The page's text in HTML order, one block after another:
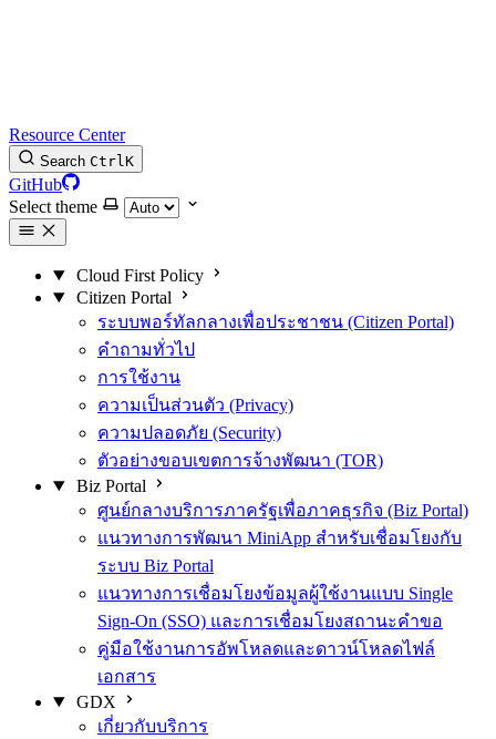
Resource Center
Search CtrlK
GitHub
Select theme
Cloud First Policy
Citizen Portal
ระบบพอร์ทัลกลางเพื่อประชาชน (Citizen Portal)
คำถามทั่วไป
การใช้งาน
ความเป็นส่วนตัว (Privacy)
ความปลอดภัย (Security)
ตัวอย่างขอบเขตการจ้างพัฒนา (TOR)
Biz Portal
ศูนย์กลางบริการภาครัฐเพื่อภาคธุรกิจ (Biz Portal)
แนวทางการพัฒนา MiniApp สำหรับเชื่อมโยงกับ
ระบบ Biz Portal
แนวทางการเชื่อมโยงข้อมูลผู้ใช้งานแบบ Single
Sign-On (SSO) และการเชื่อมโยงสถานะคำขอ
คู่มือใช้งานการอัพโหลดและดาวน์โหลดไฟล์
เอกสาร
GDX
เกี่ยวกับบริการ